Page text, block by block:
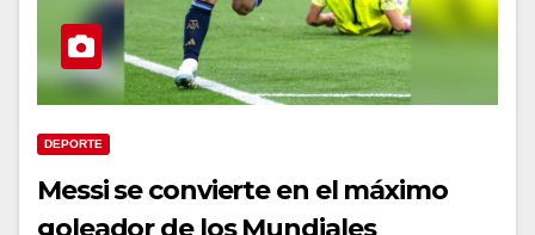
DEPORTE
Messi se convierte en el máximo
goleador de los Mundiales